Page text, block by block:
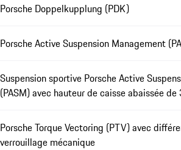
Porsche Doppelkupplung (PDK)
Porsche Active Suspension Management
Suspension sportive Porsche Active
(PASM) avec hauteur de caisse abaissée de
Porsche Torque Vectoring (PTV) avec
verrouillage mécanique